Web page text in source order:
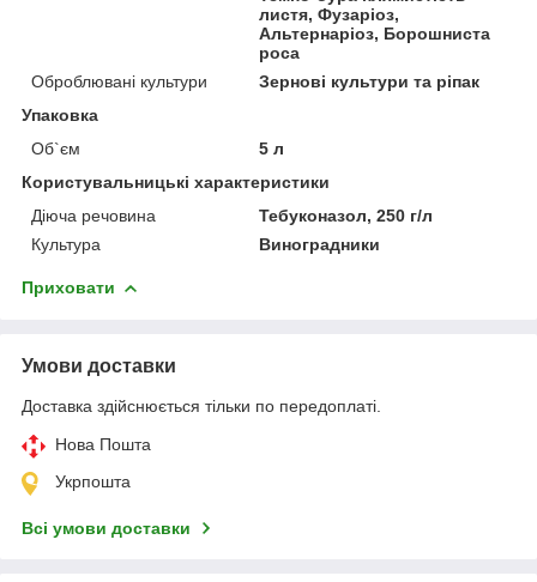
листя, Фузаріоз,
Альтернаріоз, Борошниста
роса
Оброблювані культури
Зернові культури та ріпак
Упаковка
Об`єм
5 л
Користувальницькі характеристики
Діюча речовина
Тебуконазол, 250 г/л
Культура
Виноградники
Приховати
Умови доставки
Доставка здійснюється тільки по передоплаті.
Нова Пошта
Укрпошта
Всі умови доставки